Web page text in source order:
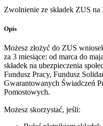
Zwolnienie ze składek ZUS na
Opis
Możesz złożyć do ZUS
za 3 miesiące: od marca do
składek na ubezpieczenia
Fundusz Pracy, Fundusz
Gwarantowanych Świadczeń
Pomostowych.
Możesz skorzystać, jeśli: